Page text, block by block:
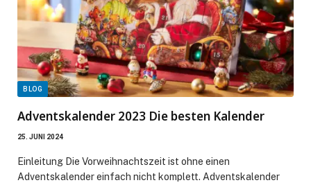
BLOG
Adventskalender 2023 Die besten Kalender
25. JUNI 2024
Einleitung Die Vorweihnachtszeit ist ohne einen
Adventskalender einfach nicht komplett. Adventskalender